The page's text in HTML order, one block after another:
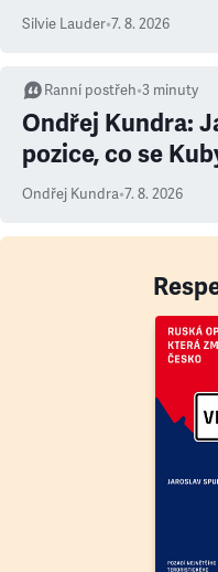
Silvie Lauder•7. 8. 2026
Ranní postřeh•3 minuty
Ondřej Kundra:
pozice, co se
Ondřej Kundra•7. 8. 2026